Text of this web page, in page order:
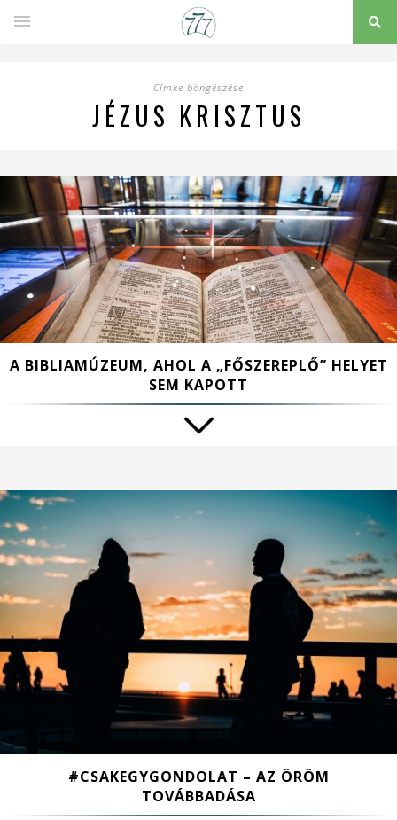
Címke böngészése
JÉZUS KRISZTUS
A BIBLIAMÚZEUM, AHOL A „FŐSZEREPLŐ” HELYET
SEM KAPOTT
#CSAKEGYGONDOLAT – AZ ÖRÖM
TOVÁBBADÁSA